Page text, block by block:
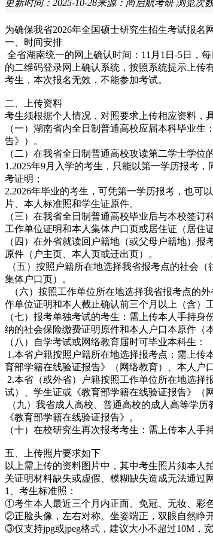
更新时间：2025-10-28来源：尚启航考研 浏览次
为确保我省2026年全国硕士研究生招生考试报名
一、时间安排
全省湖南统一的网上确认时间：11月1日-5日，
的二维码登录网上确认系统，按照系统提示上传
考生，本次报名无效，不能参加考试。
二、上传资料
考生须根据个人情况，对照要求上传相应资料，
（一）湖南省内全日制普通高校应届本科毕业
告》）。
（二）在我省全日制普通高校攻读第二学士学位
1.2025年9月入学的考生，只能以第一学历报考
考证明；
2.2026年毕业的考生，可凭第一学历报考，也可
片、本人标准照和学生证原件。
（三）在我省全日制普通高校毕业后与本校签
工作单位证明和本人集体户口页或居住证（居住
（四）在外省就读回户籍地（或父母户籍地）
原件（户主页、本人页或迁出页）。
（五）按照户籍所在地选择我省报考点的社会
集体户口页）。
（六）按照工作单位所在地选择我省报考点的
作单位证明和本人截止确认前三个月以上（含）
（七）报考单独考试的考生：需上传本人手持
纳的社会保险缴费证明原件和本人户口本原件（
（八）自学考试或网络教育届时可毕业本科生：
1.本省户籍按照户籍所在地选择报考点：需上
育部学籍在线验证报告》（网络教育）、本人户
2.本省（或外省）户籍按照工作单位所在地选
试）、学生证或《教育部学籍在线验证报告》（
（九）我省成人高校、普通高校的成人高等学
《教育部学籍在线验证报告》。
（十）在校研究生再次报考考生：需上传本人
五、上传照片要求如下
以上需上传的资料图片中，其中考生照片须本
关证明材料缺失或虚假、模糊缺失造成无法通过
1、考生标准照：
①考生本人最近三个月内正面、免冠、无妆、彩
②正脸头像，左右对称。坐姿端正，双眼自然睁
③仅支持jpg或jpeg格式，建议大小不超过10M，